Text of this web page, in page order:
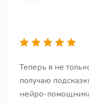
Заголовки для
Получите
заголовки.
Теперь я не
получаю
нейро-